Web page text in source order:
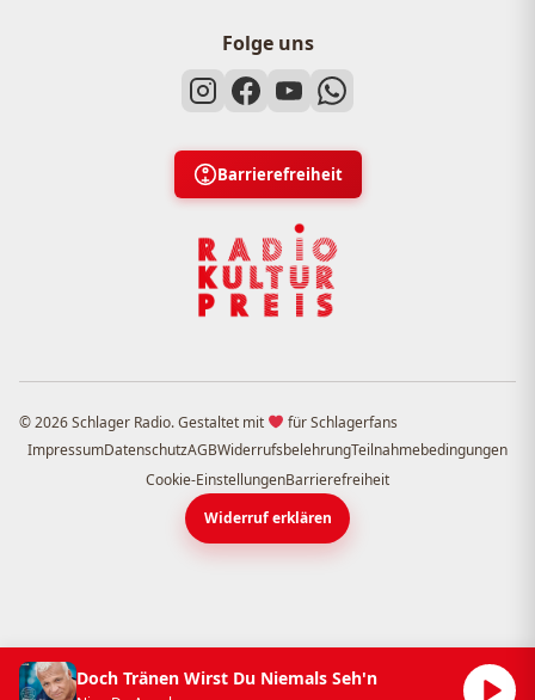
Folge uns
Barrierefreiheit
© 2026 Schlager Radio. Gestaltet mit
für Schlagerfans
ImpressumDatenschutzAGBWiderrufsbelehrungTeilnahmebedingungen
Cookie-EinstellungenBarrierefreiheit
Widerruf erklären
Doch Tränen Wirst Du Niemals Seh'n